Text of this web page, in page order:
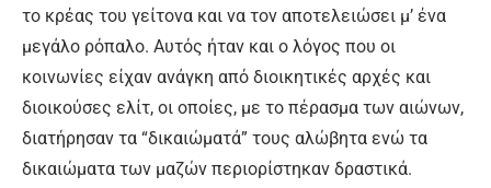
το κρέας του γείτονα και να τον αποτελειώσει μ’ ένα
μεγάλο ρόπαλο. Αυτός ήταν και ο λόγος που οι
κοινωνίες είχαν ανάγκη από διοικητικές αρχές και
διοικούσες ελίτ, οι οποίες, με το πέρασμα των αιώνων,
διατήρησαν τα “δικαιώματά” τους αλώβητα ενώ τα
δικαιώματα των μαζών περιορίστηκαν δραστικά.